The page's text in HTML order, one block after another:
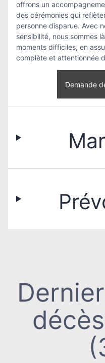
offrons un
des cérémonies qui
personne disparue. Avec
sensibilité, nous sommes
moments difficiles, en
complète et attentionnée